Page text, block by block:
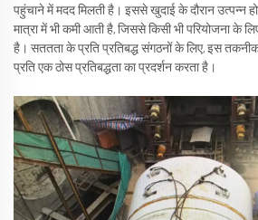
पहुंचाने में मदद मिलती है। इससे खुदाई के दौरान उत्पन्न
मात्रा में भी कमी आती है, जिससे किसी भी परियोजना के
है। सततता के प्रति प्रतिबद्ध संगठनों के लिए, इस
प्रति एक ठोस प्रतिबद्धता का प्रदर्शन करता है।